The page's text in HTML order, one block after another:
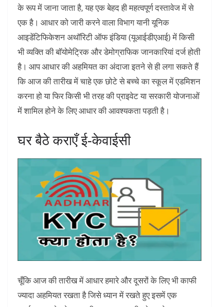
के रूप में जाना जाता है, यह एक बेहद ही महत्वपूर्ण दस्तावेज में से
एक है। आधार को जारी करने वाला विभाग यानी यूनिक
आइडेंटिफिकेशन अथॉरिटी ऑफ इंडिया (यूआईडीएआई) में किसी
भी व्यक्ति की बॉयोमेट्रिक और डेमोग्राफिक जानकारियां दर्ज होती
है। आप आधार की अहमियत का अंदाजा इतने से ही लगा सकते हैं
कि आज की तारीख में चाहे एक छोटे से बच्चे का स्कूल में एडमिशन
करना हो या फिर किसी भी तरह की प्राइवेट या सरकारी योजनाओं
में शामिल होने के लिए आधार की आवश्यकता पड़ती है।
घर बैठे कराएँ ई-केवाईसी
चूँकि आज की तारीख में आधार हमारे और दूसरों के लिए भी काफी
ज्यादा अहमियत रखता है जिसे ध्यान में रखते हुए इसमें एक